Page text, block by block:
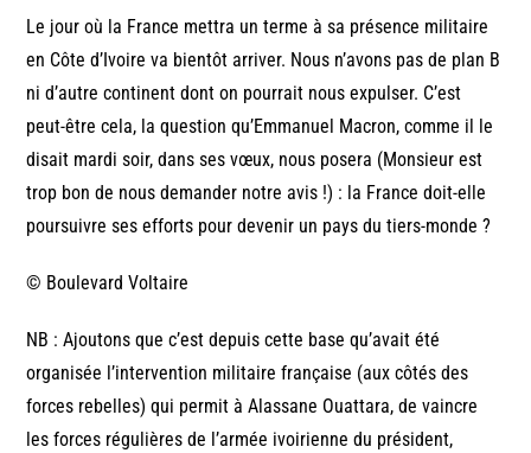
Le jour où la France mettra un terme à sa présence militaire
en Côte d’Ivoire va bientôt arriver. Nous n’avons pas de plan B
ni d’autre continent dont on pourrait nous expulser. C’est
peut-être cela, la question qu’Emmanuel Macron, comme il le
disait mardi soir, dans ses vœux, nous posera (Monsieur est
trop bon de nous demander notre avis !) : la France doit-elle
poursuivre ses efforts pour devenir un pays du tiers-monde ?
© Boulevard Voltaire
NB : Ajoutons que c’est depuis cette base qu’avait été
organisée l’intervention militaire française (aux côtés des
forces rebelles) qui permit à Alassane Ouattara, de vaincre
les forces régulières de l’armée ivoirienne du président,